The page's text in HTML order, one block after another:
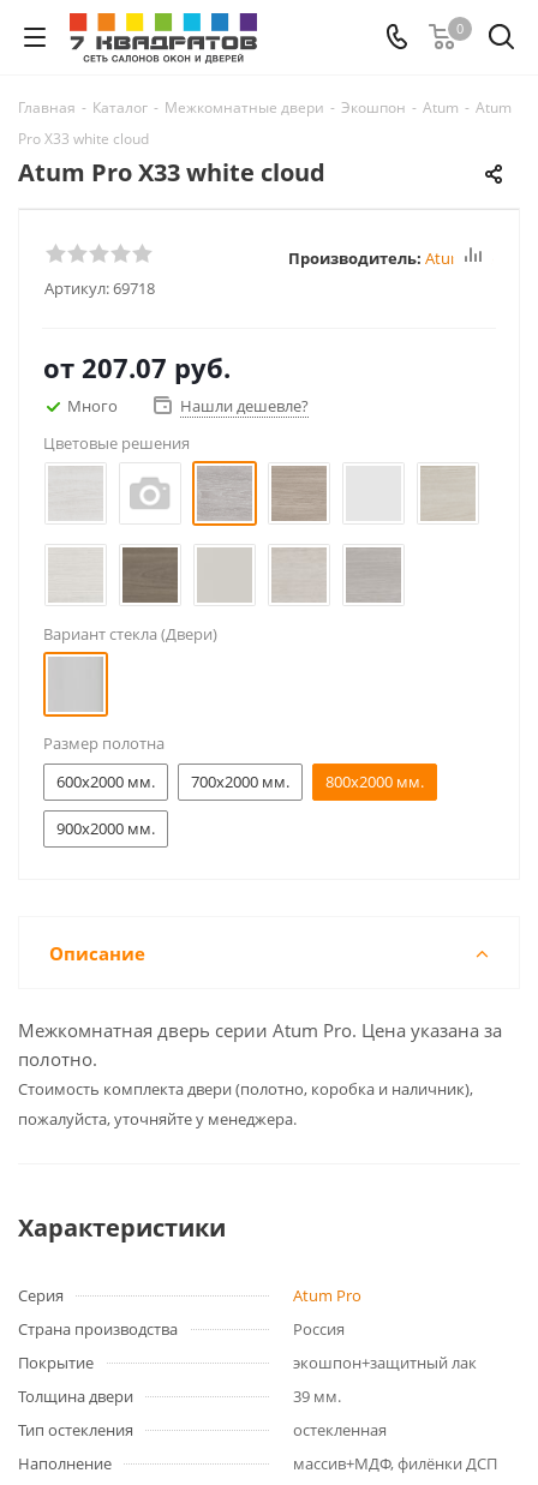
0
Главная - Каталог - Межкомнатные двери - Экошпон - Atum - Atum
Pro Х33 white cloud
Atum Pro Х33 white cloud
Артикул:69718
Производитель: Atum Pro
от 207.07 руб.
Много
Нашли дешевле?
Цветовые решения
Вариант стекла (Двери)
Размер полотна
600x2000 мм.
700x2000 мм. 800x2000 мм.
900x2000 мм.
Описание
Межкомнатная дверь серии Atum Pro. Цена указана за
полотно.
Cтоимость комплекта двери (полотно, коробка и наличник),
пожалуйста, уточняйте у менеджера.
Характеристики
Серия
Atum Pro
Страна производства
Россия
Покрытие
экошпон+защитный лак
Толщина двери
39 мм.
Тип остекления
остекленная
Наполнение
массив+МДФ, филёнки ДСП